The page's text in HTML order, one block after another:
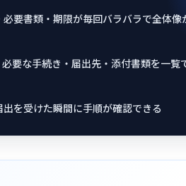
要書類・期限が毎回バラバラで全体像
要な手続き・届出先・添付書類を一覧
を受けた瞬間に手順が確認できる